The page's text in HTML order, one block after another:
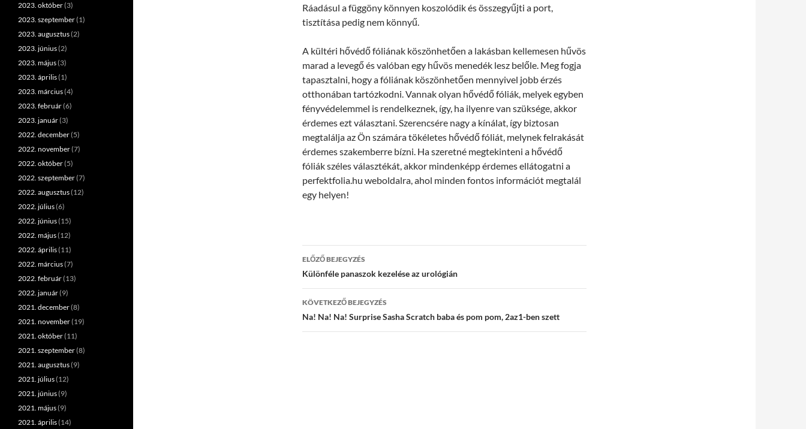
Ráadásul a függöny könnyen koszolódik és összegyűjti a port,
tisztítása pedig nem könnyű.
A kültéri hővédő fóliának köszönhetően a lakásban kellemesen hűvös
marad a levegő és valóban egy hűvös menedék lesz belőle. Meg fogja
tapasztalni, hogy a fóliának köszönhetően mennyivel jobb érzés
otthonában tartózkodni. Vannak olyan hővédő fóliák, melyek egyben
fényvédelemmel is rendelkeznek, így, ha ilyenre van szüksége, akkor
érdemes ezt választani. Szerencsére nagy a kínálat, így biztosan
megtalálja az Ön számára tökéletes hővédő fóliát, melynek felrakását
érdemes szakemberre bízni. Ha szeretné megtekinteni a hővédő
fóliák széles választékát, akkor mindenképp érdemes ellátogatni a
perfektfolia.hu weboldalra, ahol minden fontos információt megtalál
egy helyen!
Bejegyzés
navigáció
ELŐZŐ BEJEGYZÉS
Különféle panaszok kezelése az urológián
KÖVETKEZŐ BEJEGYZÉS
Na! Na! Na! Surprise Sasha Scratch baba és pom pom, 2az1-ben szett
2023. október(3)
2023. szeptember(1)
2023. augusztus(2)
2023. június(2)
2023. május(3)
2023. április(1)
2023. március(4)
2023. február(6)
2023. január(3)
2022. december(5)
2022. november(7)
2022. október(5)
2022. szeptember(7)
2022. augusztus(12)
2022. július(6)
2022. június(15)
2022. május(12)
2022. április(11)
2022. március(7)
2022. február(13)
2022. január(9)
2021. december(8)
2021. november(19)
2021. október(11)
2021. szeptember(8)
2021. augusztus(9)
2021. július(12)
2021. június(9)
2021. május(9)
2021. április(14)